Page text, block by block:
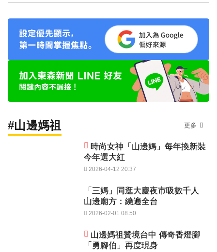
#山邊媽祖 更多
時尚女神「山邊媽」每年換新裝
今年選大紅
2026-04-12 20:37
「三媽」同逛大慶夜市吸數千人
山邊廟方：繞遍全台
2026-02-01 08:50
山邊媽祖贊境台中 傳奇香燈腳
「勇腳伯」再度現身